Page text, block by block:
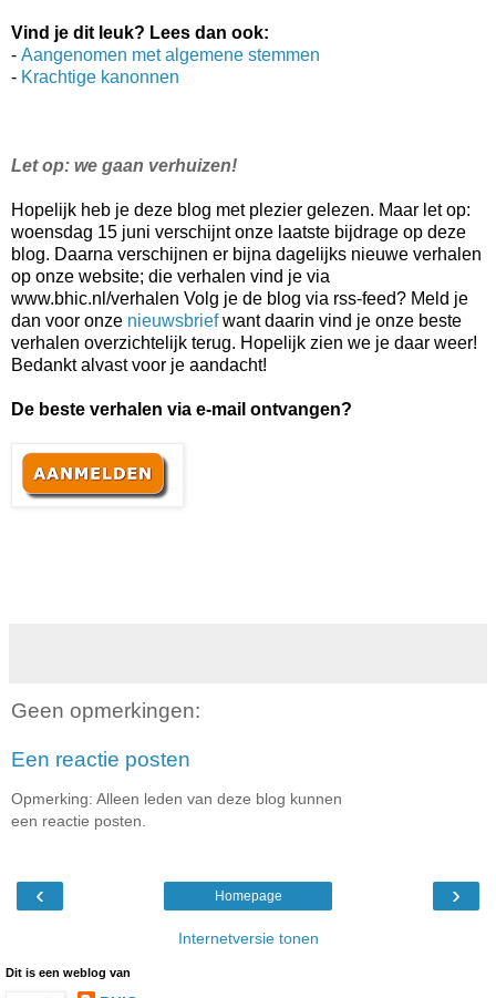
Vind je dit leuk? Lees dan ook:
- Aangenomen met algemene stemmen
- Krachtige kanonnen
Let op: we gaan verhuizen!
Hopelijk heb je deze blog met plezier gelezen. Maar let op:
woensdag 15 juni verschijnt onze laatste bijdrage op deze
blog. Daarna verschijnen er bijna dagelijks nieuwe verhalen
op onze website; die verhalen vind je via
www.bhic.nl/verhalen Volg je de blog via rss-feed? Meld je
dan voor onze nieuwsbriefwant daarin vind je onze beste
verhalen overzichtelijk terug. Hopelijk zien we je daar weer!
Bedankt alvast voor je aandacht!
De beste verhalen via e-mail ontvangen?
Geen opmerkingen:
Een reactie posten
Opmerking: Alleen leden van deze blog kunnen
een reactie posten.
‹ ›
Homepage
Internetversie tonen
Dit is een weblog van